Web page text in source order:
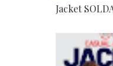
Jacket